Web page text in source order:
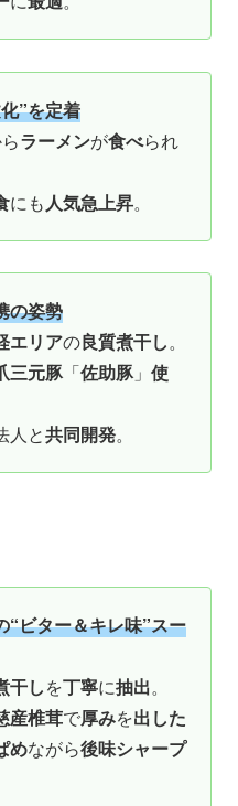
”を定着
ラーメンが食べられ
にも人気急上昇。
の姿勢
エリアの良質煮干し。
三元豚「佐助豚」 使
人と共同開発。
“ビター＆キレ味”スー
干しを丁寧に抽出。
産椎茸で厚みを出した
めながら後味シャープ